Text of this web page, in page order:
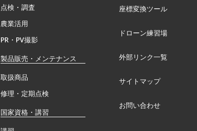
点検・調査
農業活用
PR・PV撮影
製品販売・メンテナンス
取扱商品
修理・定期点検
国家資格・講習
座標変換ツール
ドローン練習場
外部リンク一覧
サイトマップ
お問い合わせ